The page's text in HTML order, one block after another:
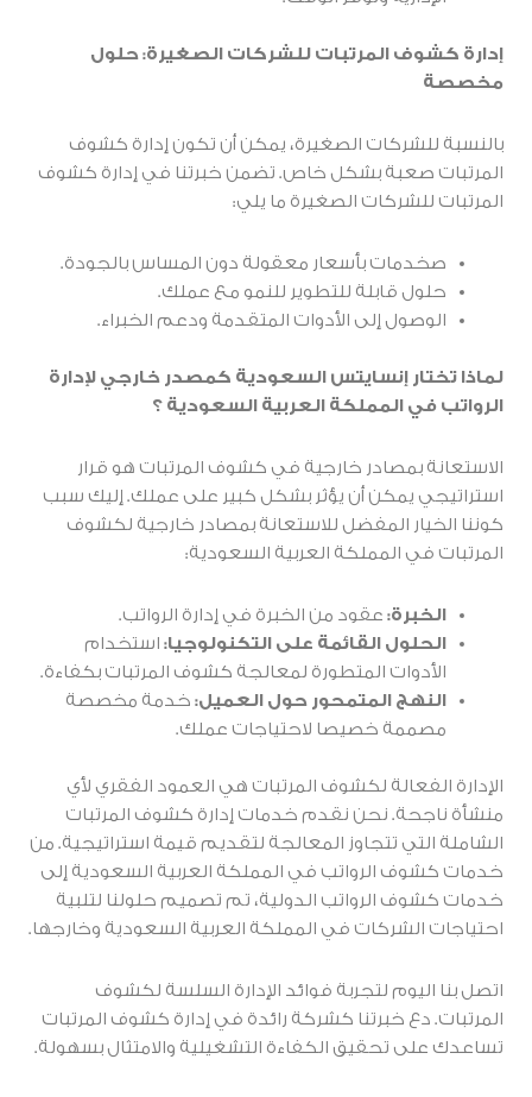
إدارة كشوف المرتبات للشركات الصغيرة: حلول
مخصصة
بالنسبة للشركات الصغيرة، يمكن أن تكون إدارة كشوف
المرتبات صعبة بشكل خاص. تضمن خبرتنا في إدارة كشوف
المرتبات للشركات الصغيرة ما يلي:
صخدمات بأسعار معقولة دون المساس بالجودة.
حلول قابلة للتطوير للنمو مع عملك.
الوصول إلى الأدوات المتقدمة ودعم الخبراء.
لماذا تختار إنسايتس السعودية كمصدر خارجي لإدارة
الرواتب في المملكة العربية السعودية ؟
الاستعانة بمصادر خارجية في كشوف المرتبات هو قرار
استراتيجي يمكن أن يؤثر بشكل كبير على عملك. إليك سبب
كوننا الخيار المفضل للاستعانة بمصادر خارجية لكشوف
المرتبات في المملكة العربية السعودية:
الخبرة: عقود من الخبرة في إدارة الرواتب.
الحلول القائمة على التكنولوجيا: استخدام
الأدوات المتطورة لمعالجة كشوف المرتبات بكفاءة.
النهج المتمحور حول العميل: خدمة مخصصة
مصممة خصيصا لاحتياجات عملك.
الإدارة الفعالة لكشوف المرتبات هي العمود الفقري لأي
منشأة ناجحة. نحن نقدم خدمات إدارة كشوف المرتبات
الشاملة التي تتجاوز المعالجة لتقديم قيمة استراتيجية. من
خدمات كشوف الرواتب في المملكة العربية السعودية إلى
خدمات كشوف الرواتب الدولية، تم تصميم حلولنا لتلبية
احتياجات الشركات في المملكة العربية السعودية وخارجها.
اتصل بنا اليوم لتجربة فوائد الإدارة السلسة لكشوف
المرتبات. دع خبرتنا كشركة رائدة في إدارة كشوف المرتبات
تساعدك على تحقيق الكفاءة التشغيلية والامتثال بسهولة.